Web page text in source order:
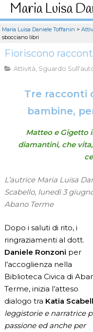
Maria Luisa
Maria Luisa Daniele Toffanin >
sbocciano libri
Fioriscono
Attività, Sguardo
Tre racconti
bambine,
Matteo e Gigetto
diamantini, che
L’autrice Maria Luisa
Scabello, lunedì 3
Abano Terme
Dopo i saluti di rito, i
ringraziamenti al dott.
Daniele Ronzoni per
l’accoglienza nella
Biblioteca Civica di
Terme, inizia l’atteso
dialogo tra Katia
leggistorie e narratrice
passione ed anche per